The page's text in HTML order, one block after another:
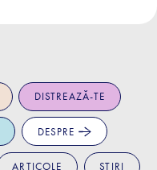
DISTREAZĂ-TE
DESPRE
ARTICOLE ȘTIRI